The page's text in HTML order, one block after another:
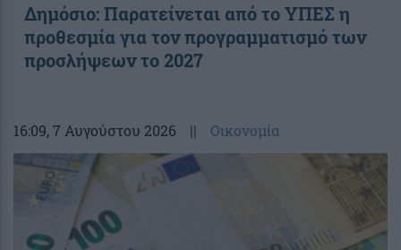
Δημόσιο: Παρατείνεται από το ΥΠΕΣ η
προθεσμία για τον προγραμματισμό των
προσλήψεων το 2027
16:09, 7 Αυγούστου 2026 || Οικονομία